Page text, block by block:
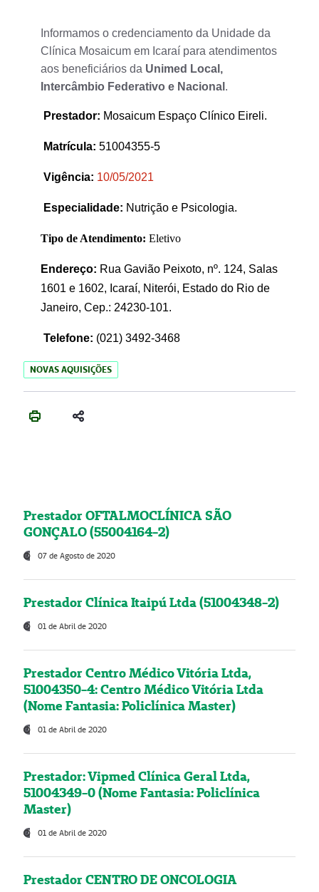
Informamos o credenciamento da Unidade da
Clínica Mosaicum em Icaraí para atendimentos
aos beneficiários da Unimed Local,
Intercâmbio Federativo e Nacional .
Prestador: Mosaicum Espaço Clínico Eireli.
Matrícula: 51004355-5
Vigência: 10/05/2021
Especialidade: Nutrição e Psicologia.
Tipo de Atendimento: Eletivo
Endereço: Rua Gavião Peixoto, nº. 124, Salas
1601 e 1602, Icaraí, Niterói, Estado do Rio de
Janeiro, Cep.: 24230-101.
Telefone: (021) 3492-3468
NOVAS AQUISIÇÕES
Prestador OFTALMOCLÍNICA SÃO
GONÇALO (55004164-2)
07 de Agosto de 2020
Prestador Clínica Itaipú Ltda (51004348-2)
01 de Abril de 2020
Prestador Centro Médico Vitória Ltda,
51004350-4: Centro Médico Vitória Ltda
(Nome Fantasia: Policlínica Master)
01 de Abril de 2020
Prestador: Vipmed Clínica Geral Ltda,
51004349-0 (Nome Fantasia: Policlínica
Master)
01 de Abril de 2020
Prestador CENTRO DE ONCOLOGIA